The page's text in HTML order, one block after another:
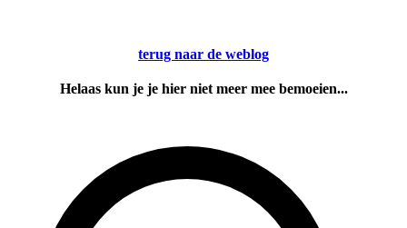
terug naar de weblog
Helaas kun je je hier niet meer mee bemoeien...